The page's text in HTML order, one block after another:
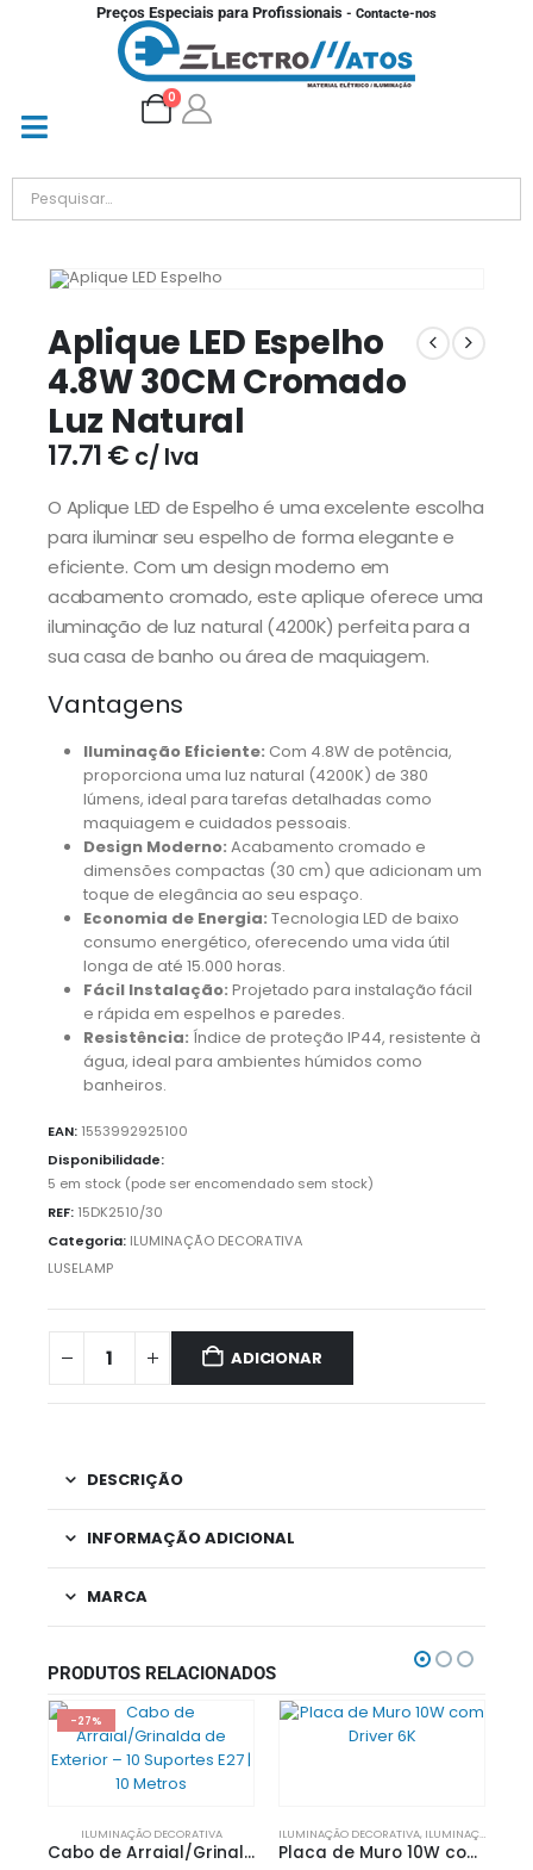
Preços Especiais para Profissionais - Contacte-nos
0
Aplique LED Espelho
4.8W 30CM Cromado
Luz Natural
17.71€ c/ Iva
O Aplique LED de Espelho é uma excelente escolha
para iluminar seu espelho de forma elegante e
eficiente. Com um design moderno em
acabamento cromado, este aplique oferece uma
iluminação de luz natural (4200K) perfeita para a
sua casa de banho ou área de maquiagem.
Vantagens
Iluminação Eficiente: Com 4.8W de potência,
proporciona uma luz natural (4200K) de 380
lúmens, ideal para tarefas detalhadas como
maquiagem e cuidados pessoais.
Design Moderno: Acabamento cromado e
dimensões compactas (30 cm) que adicionam um
toque de elegância ao seu espaço.
Economia de Energia: Tecnologia LED de baixo
consumo energético, oferecendo uma vida útil
longa de até 15.000 horas.
Fácil Instalação: Projetado para instalação fácil
e rápida em espelhos e paredes.
Resistência: Índice de proteção IP44, resistente à
água, ideal para ambientes húmidos como
banheiros.
EAN: 1553992925100
Disponibilidade:
5 em stock (pode ser encomendado sem stock)
REF: 15DK2510/30
Categoria: ILUMINAÇÃO DECORATIVA
LUSELAMP
ADICIONAR
DESCRIÇÃO
INFORMAÇÃO ADICIONAL
MARCA
PRODUTOS RELACIONADOS
-27%
ILUMINAÇÃO DECORATIVA
Cabo de Arraial/Grinalda de Exterior – 10 Suportes E27 | 10 Metros
ILUMINAÇÃO DECORATIVA, ILUMINAÇÃO EXTERIOR
Placa de Muro 10W com Driver 6K